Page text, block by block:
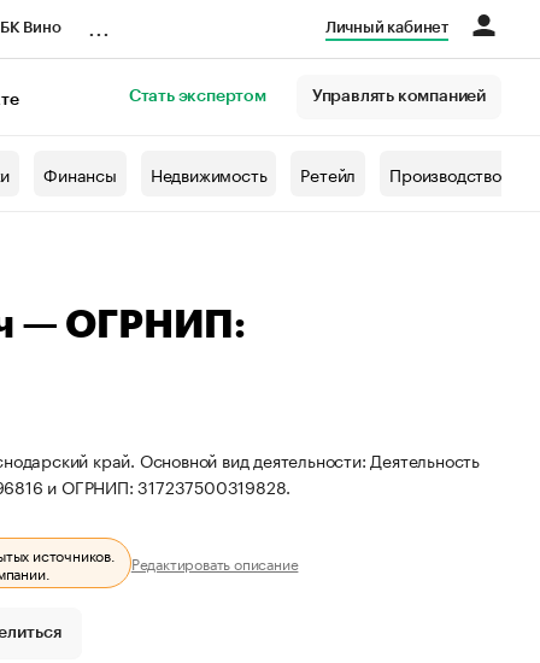
Вино Личный кабинет
Стать экспертом Управлять компанией
Финансы Недвижимость Ретейл Производство
— ОГРНИП:
край. Основной вид деятельности: Деятельность
и ОГРНИП: 317237500319828.
источников.
Редактировать описание